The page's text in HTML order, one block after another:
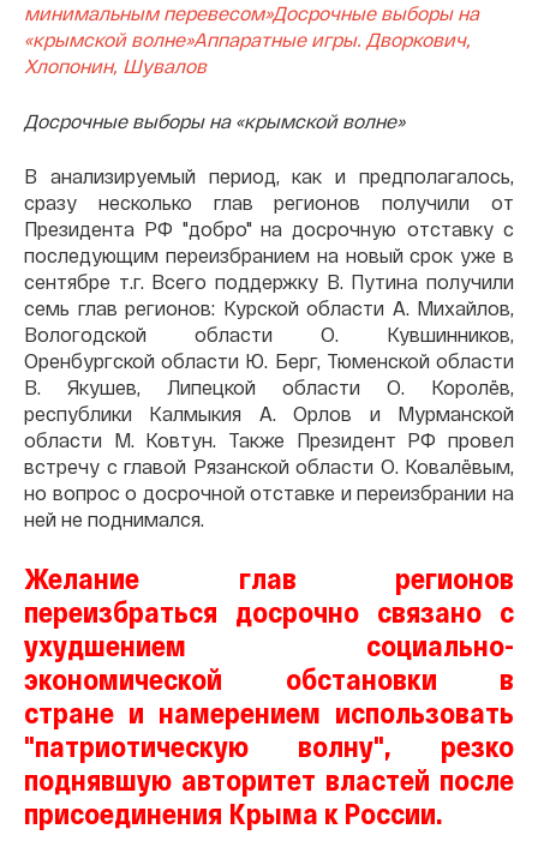
минимальным перевесом»Досрочные выборы на
«крымской волне»Аппаратные игры. Дворкович,
Хлопонин, Шувалов
Досрочные выборы на «крымской волне»
В анализируемый период, как и предполагалось,
сразу несколько глав регионов получили от
Президента РФ "добро" на досрочную отставку с
последующим переизбранием на новый срок уже в
сентябре т.г. Всего поддержку В. Путина получили
семь глав регионов: Курской области А. Михайлов,
Вологодской области О. Кувшинников,
Оренбургской области Ю. Берг, Тюменской области
В. Якушев, Липецкой области О. Королёв,
республики Калмыкия А. Орлов и Мурманской
области М. Ковтун. Также Президент РФ провел
встречу с главой Рязанской области О. Ковалёвым,
но вопрос о досрочной отставке и переизбрании на
ней не поднимался.
Желание глав регионов
переизбраться досрочно связано с
ухудшением социально-
экономической обстановки в
стране и намерением использовать
"патриотическую волну", резко
поднявшую авторитет властей после
присоединения Крыма к России.